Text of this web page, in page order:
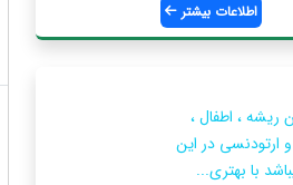
اطلاعات بیشتر
ريشه ، اطفال ،
ارتودنسى در اين
با بهتري...